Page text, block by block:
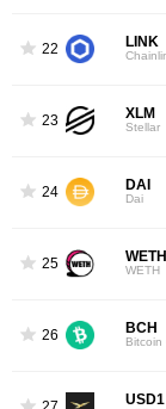
22 LINK
23 XLM
Stellar
24 DAI
Dai
25 WETH
WETH
26 BCH
Bitcoin
USD1